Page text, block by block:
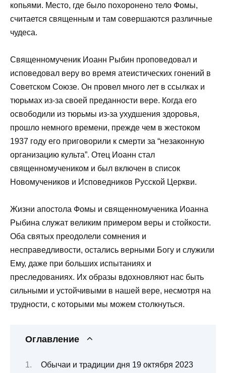
копьями. Место, где было похоронено тело Фомы,
считается священным и там совершаются различные
чудеса.
Священномученик Иоанн Рыбин проповедовал и
исповедовал веру во время атеистических гонений в
Советском Союзе. Он провел много лет в ссылках и
тюрьмах из-за своей преданности вере. Когда его
освободили из тюрьмы из-за ухудшения здоровья,
прошло немного времени, прежде чем в жестоком
1937 году его приговорили к смерти за “незаконную
организацию культа”. Отец Иоанн стал
священномучеником и был включен в список
Новомучеников и Исповедников Русской Церкви.
Жизни апостола Фомы и священномученика Иоанна
Рыбина служат великим примером веры и стойкости.
Оба святых преодолели сомнения и
несправедливости, остались верными Богу и служили
Ему, даже при больших испытаниях и
преследованиях. Их образы вдохновляют нас быть
сильными и устойчивыми в нашей вере, несмотря на
трудности, с которыми мы можем столкнуться.
Оглавление
Обычаи и традиции дня 19 октября 2023